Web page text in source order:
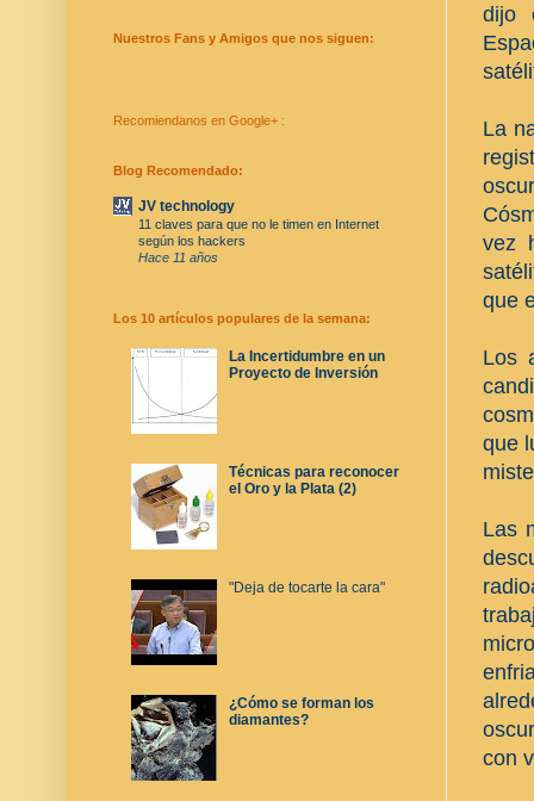
dijo
La
vez
que
Los
que
Las
con
Nuestros Fans y Amigos que nos siguen:
Recomiendanos en Google+ :
Blog Recomendado:
JV technology
11 claves para que no le timen en Internet
según los hackers
Hace 11 años
Los 10 artículos populares de la semana:
La Incertidumbre en un
Proyecto de Inversión
Técnicas para reconocer
el Oro y la Plata (2)
"Deja de tocarte la cara"
¿Cómo se forman los
diamantes?